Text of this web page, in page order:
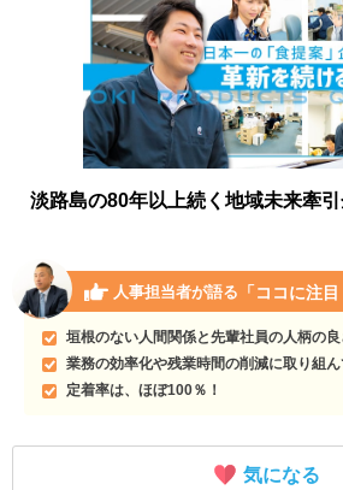
淡路島の80年以上続く地域未来牽引
人事担当者が語る 「ココに注目
垣根のない人間関係と先輩社員の人柄の良
業務の効率化や残業時間の削減に取り組
定着率は、ほぼ100％！
気になる